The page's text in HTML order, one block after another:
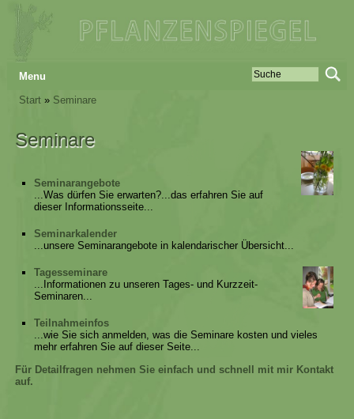
Menu
Start» Seminare
Seminare
Seminarangebote
...Was dürfen Sie erwarten?...das erfahren Sie auf
dieser Informationsseite...
Seminarkalender
...unsere Seminarangebote in kalendarischer Übersicht...
Tagesseminare
...Informationen zu unseren Tages- und Kurzzeit-
Seminaren...
Teilnahmeinfos
...wie Sie sich anmelden, was die Seminare kosten und vieles
mehr erfahren Sie auf dieser Seite...
Für Detailfragen nehmen Sie einfach und schnell mit mir Kontakt
auf.